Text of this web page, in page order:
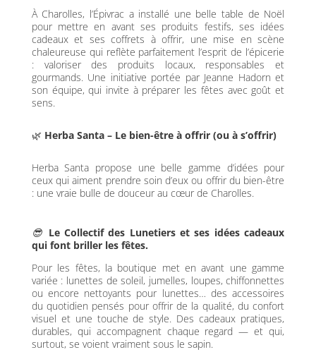
À Charolles, l’Épivrac a installé une belle table de Noël
pour mettre en avant ses produits festifs, ses idées
cadeaux et ses coffrets à offrir, une mise en scène
chaleureuse qui reflète parfaitement l’esprit de l’épicerie
: valoriser des produits locaux, responsables et
gourmands. Une initiative portée par Jeanne Hadorn et
son équipe, qui invite à préparer les fêtes avec goût et
sens.
🌿 Herba Santa – Le bien-être à offrir (ou à s’offrir)
Herba Santa propose une belle gamme d’idées pour
ceux qui aiment prendre soin d’eux ou offrir du bien-être
: une vraie bulle de douceur au cœur de Charolles.
😎 Le Collectif des Lunetiers et ses idées cadeaux
qui font briller les fêtes.
Pour les fêtes, la boutique met en avant une gamme
variée : lunettes de soleil, jumelles, loupes, chiffonnettes
ou encore nettoyants pour lunettes… des accessoires
du quotidien pensés pour offrir de la qualité, du confort
visuel et une touche de style. Des cadeaux pratiques,
durables, qui accompagnent chaque regard — et qui,
surtout, se voient vraiment sous le sapin.